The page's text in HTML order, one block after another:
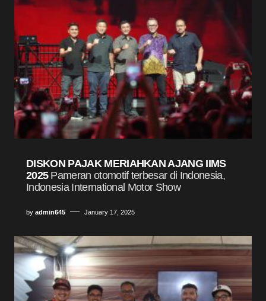
DISKON PAJAK MERIAHKAN AJANG IIMS
2025 Pameran otomotif terbesar di Indonesia,
Indonesia International Motor Show
by admin645 January 17, 2025